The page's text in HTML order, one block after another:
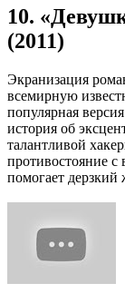
10.
(2011)
Экранизация
всемирную
популярная
история об
талантливой
противостояние
помогает